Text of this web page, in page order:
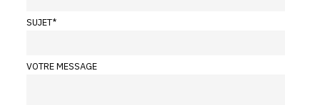
SUJET*
VOTRE MESSAGE